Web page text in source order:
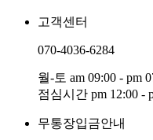
고객센터
070-4036-6284
월-토 am 09:00 - pm
점심시간 pm 12:00 -
무통장입금안내